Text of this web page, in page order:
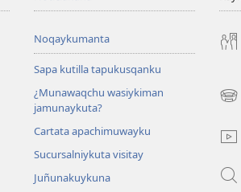
Noqaykumanta
Sapa kutilla tapukusqanku
¿Munawaqchu wasiykiman
jamunaykuta?
Cartata apachimuwayku
Sucursalniykuta visitay
Juñunakuykuna
(abre